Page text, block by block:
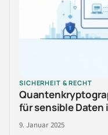
SICHERHEIT & RECHT
für sensible Daten
9. Januar 2025